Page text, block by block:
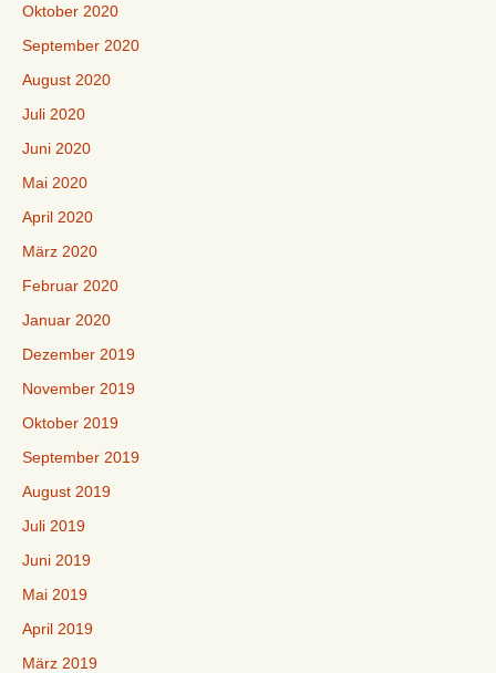
Oktober 2020
September 2020
August 2020
Juli 2020
Juni 2020
Mai 2020
April 2020
März 2020
Februar 2020
Januar 2020
Dezember 2019
November 2019
Oktober 2019
September 2019
August 2019
Juli 2019
Juni 2019
Mai 2019
April 2019
März 2019